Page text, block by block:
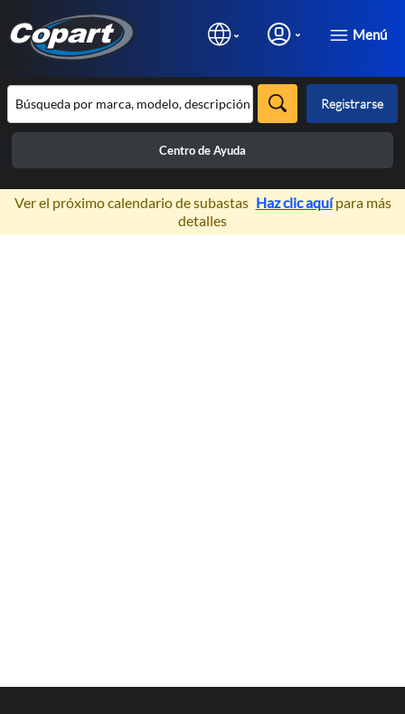
Menú
Registrarse
Centro de Ayuda
×
Ver el próximo calendario de subastas Haz clic aquípara más
detalles